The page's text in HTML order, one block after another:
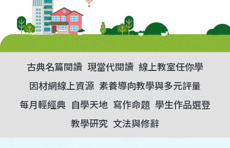
古典名篇閱讀 現當代閱讀 線上教室任你學
因材網線上資源 素養導向教學與多元評量
每月輕經典 自學天地 寫作命題 學生作品選登
教學研究 文法與修辭